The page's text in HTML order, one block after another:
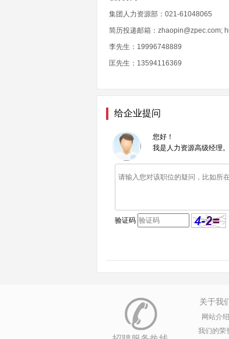
集团人力资源部：021-61048065
简历投递邮箱：zhaopin@zpec.com;
李先生：19996748889
匡先生：13594116369
给企业提问
您好！
我是人力资源高级经理
验证码
关于我
网站介绍
我们的荣